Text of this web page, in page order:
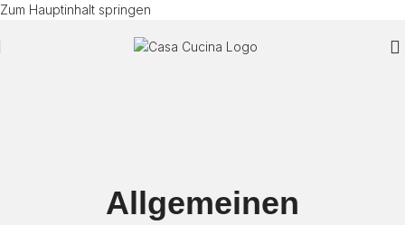
Zum Hauptinhalt springen
Allgemeinen